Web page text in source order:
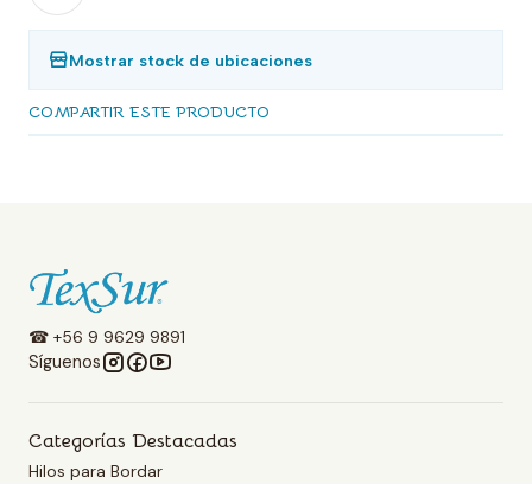
Mostrar stock de ubicaciones
COMPARTIR ESTE PRODUCTO
☎ +56 9 9629 9891
Síguenos
Categorías Destacadas
Hilos para Bordar